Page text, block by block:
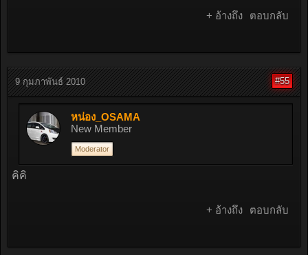
+ อ้างถึง ตอบกลับ
9 กุมภาพันธ์ 2010 #55
หน่อง_OSAMA
New Member
Moderator
คิคิ
+ อ้างถึง ตอบกลับ